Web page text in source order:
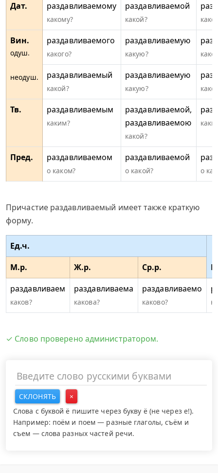
Дат. раздавливаемому
какому?
раздавливаемой
какой?
Вин.
одуш.
неодуш.
раздавливаемого
какого?
раздавливаемую
какую?
раздавливаемый
какой?
раздавливаемую
какую?
Тв. раздавливаемым
каким?
раздавливаемой,
раздавливаемою
какой?
Пред. раздавливаемом
о каком?
раздавливаемой
о какой? о
Причастие раздавливаемый имеет также краткую
форму.
Ед.ч.
М.р. Ж.р.
Ср.р.
раздавливаем
каков?
раздавливаема
какова?
раздавливаемо
каково?
✓ Слово проверено администратором.
СКЛОНЯТЬ
×
Слова с буквой ё пишите через букву ё (не через е!).
Например: поём и поем — разные глаголы, съём и
съем — слова разных частей речи.